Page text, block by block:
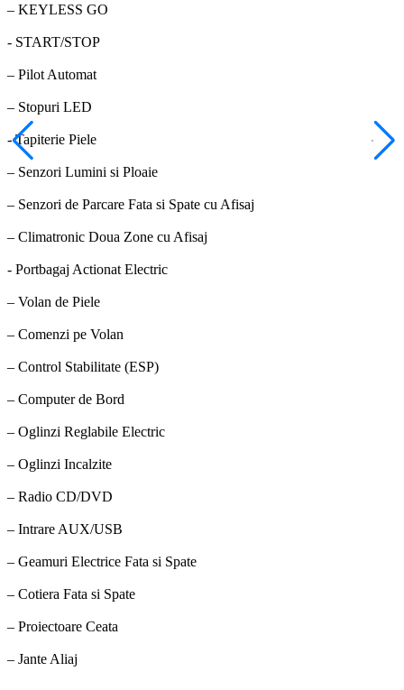
– KEYLESS GO
- START/STOP
– Pilot Automat
– Stopuri LED
- Tapiterie Piele
– Senzori Lumini si Ploaie
– Senzori de Parcare Fata si Spate cu Afisaj
– Climatronic Doua Zone cu Afisaj
- Portbagaj Actionat Electric
– Volan de Piele
– Comenzi pe Volan
– Control Stabilitate (ESP)
– Computer de Bord
– Oglinzi Reglabile Electric
– Oglinzi Incalzite
– Radio CD/DVD
– Intrare AUX/USB
– Geamuri Electrice Fata si Spate
– Cotiera Fata si Spate
– Proiectoare Ceata
– Jante Aliaj